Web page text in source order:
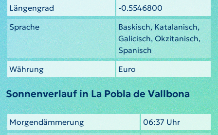
Längengrad
-0.5546800
Sprache
Baskisch, Katalanisch,
Galicisch, Okzitanisch,
Spanisch
Währung
Euro
Sonnenverlauf in La Pobla de Vallbona
Morgendämmerung
06:37 Uhr